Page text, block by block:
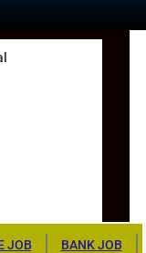
JOB BANK JOB